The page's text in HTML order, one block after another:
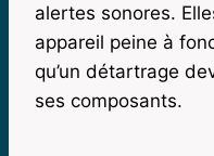
alertes sonores.
appareil peine à
qu’un détartrage
ses composants.